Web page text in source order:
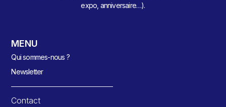
expo, anniversaire…).
MENU
Qui sommes-nous ?
Newsletter
Contact